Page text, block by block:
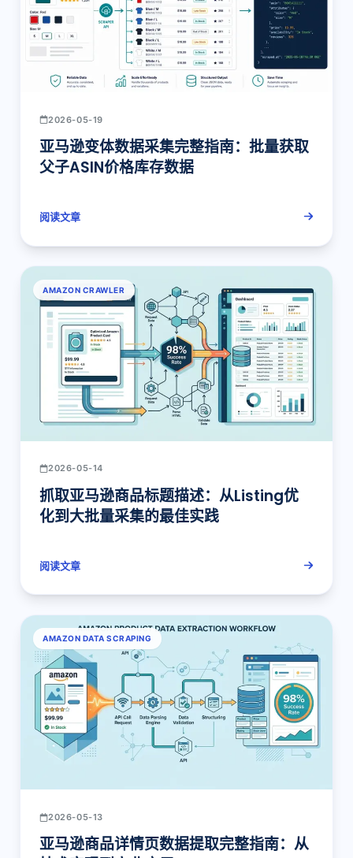
2026-05-19
亚马逊变体数据采集完整指南：批量获取
父子ASIN价格库存数据
阅读文章
AMAZON CRAWLER
2026-05-14
抓取亚马逊商品标题描述：从Listing优
化到大批量采集的最佳实践
阅读文章
AMAZON DATA SCRAPING
2026-05-13
亚马逊商品详情页数据提取完整指南：从